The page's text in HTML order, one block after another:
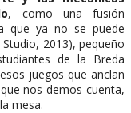
, como una fusión
que ya no se puede
2013), pequeño
de la Breda
juegos que anclan
nos demos cuenta,
mesa.